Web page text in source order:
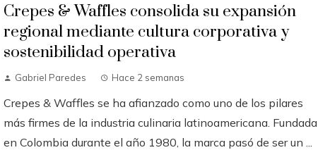
Crepes & Waffles consolida su expansión
regional mediante cultura corporativa y
sostenibilidad operativa
Gabriel Paredes Hace 2 semanas
Crepes & Waffles se ha afianzado como uno de los pilares
más firmes de la industria culinaria latinoamericana. Fundada
en Colombia durante el año 1980, la marca pasó de ser un ...